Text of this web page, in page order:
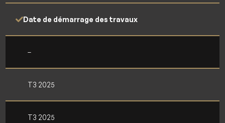
Date de démarrage des travaux
–
T3 2025
T3 2025